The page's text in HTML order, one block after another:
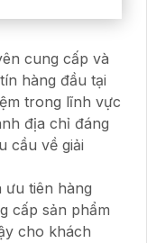
cung cấp và
hàng đầu tại
trong lĩnh vực
địa chỉ đáng
cầu về giải
tiên hàng
cấp sản phẩm
cho khách